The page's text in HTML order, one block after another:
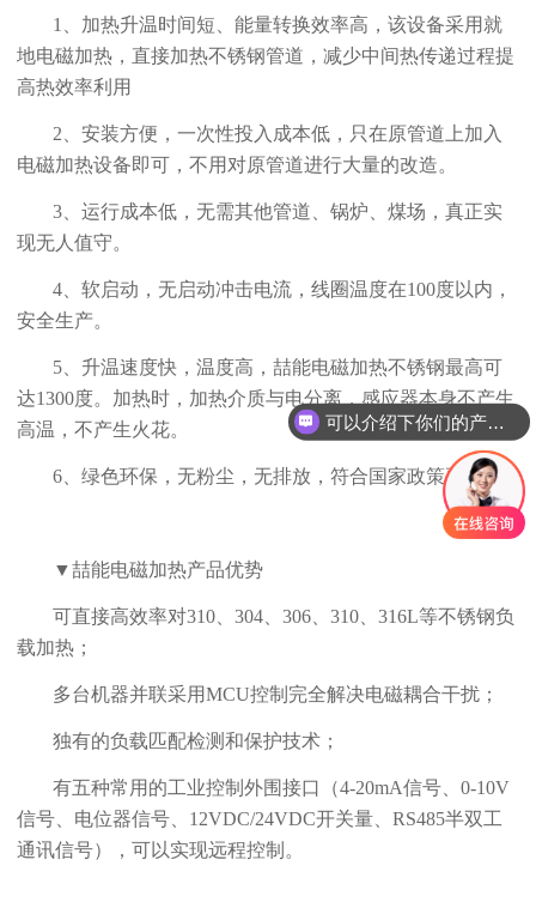
1、加热升温时间短、能量转换效率高，该设备采用就
地电磁加热，直接加热不锈钢管道，减少中间热传递过程提
高热效率利用
2、安装方便，一次性投入成本低，只在原管道上加入
电磁加热设备即可，不用对原管道进行大量的改造。
3、运行成本低，无需其他管道、锅炉、煤场，真正实
现无人值守。
4、软启动，无启动冲击电流，线圈温度在100度以内，
安全生产。
5、升温速度快，温度高，喆能电磁加热不锈钢最高可
达1300度。加热时，加热介质与电分离，感应器本身不产生
高温，不产生火花。
6、绿色环保，无粉尘，无排放，符合国家政策要求
▼喆能电磁加热产品优势
可直接高效率对310、304、306、310、316L等不锈钢负
载加热；
多台机器并联采用MCU控制完全解决电磁耦合干扰；
独有的负载匹配检测和保护技术；
有五种常用的工业控制外围接口（4-20mA信号、0-10V
信号、电位器信号、12VDC/24VDC开关量、RS485半双工
通讯信号），可以实现远程控制。
可以介绍下你们的产品么？